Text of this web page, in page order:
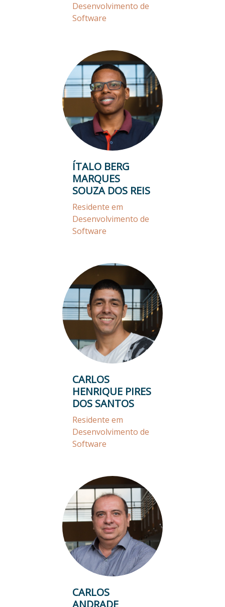
Desenvolvimento de
Software
ÍTALO BERG
MARQUES
SOUZA DOS REIS
Residente em
Desenvolvimento de
Software
CARLOS
HENRIQUE PIRES
DOS SANTOS
Residente em
Desenvolvimento de
Software
CARLOS
ANDRADE